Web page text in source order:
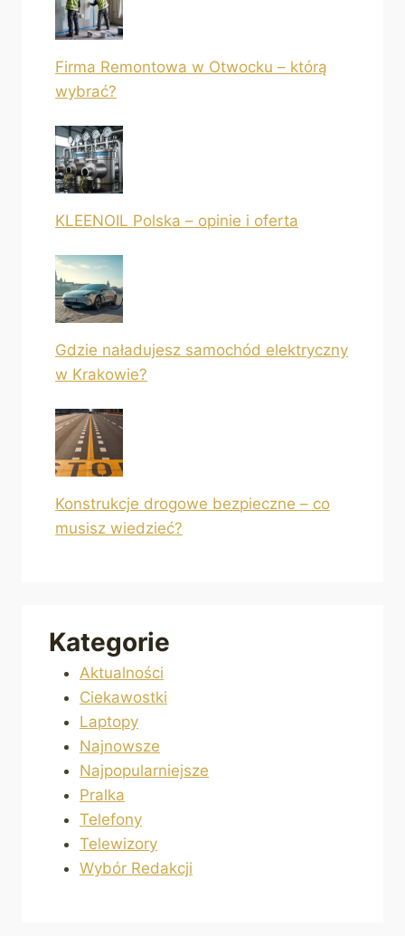
Firma Remontowa w Otwocku – którą
wybrać?
KLEENOIL Polska – opinie i oferta
Gdzie naładujesz samochód elektryczny
w Krakowie?
Konstrukcje drogowe bezpieczne – co
musisz wiedzieć?
Kategorie
Aktualności
Ciekawostki
Laptopy
Najnowsze
Najpopularniejsze
Pralka
Telefony
Telewizory
Wybór Redakcji